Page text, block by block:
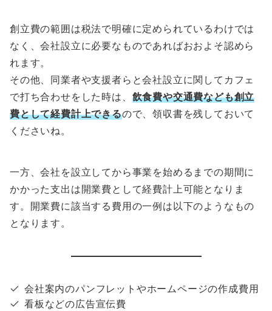
創立費の範囲は税法で明確に定められているわけでは
なく、会社設立に必要なものであればおおよそ認めら
れます。
その他、同業者や支援者らと会社設立に関してカフェ
で打ち合わせをした時は、 飲食費や交通費なども創立
費として経費計上できるので、領収書を残しておいて
くださいね。
一方、会社を設立してから事業を始めるまでの期間に
かかった支出は開業費として経費計上可能となりま
す。開業費に該当する費用の一例は以下のようなもの
となります。
会社案内のパンフレットやホームページの作成費用
看板などの広告宣伝費